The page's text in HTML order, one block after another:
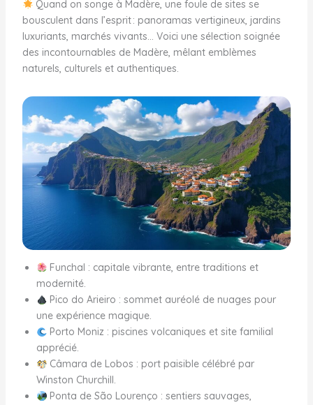
Quand on songe à Madère, une foule de sites se
bousculent dans l’esprit : panoramas vertigineux, jardins
luxuriants, marchés vivants… Voici une sélection soignée
des incontournables de Madère, mêlant emblèmes
naturels, culturels et authentiques.
Funchal : capitale vibrante, entre traditions et
modernité.
Pico do Arieiro : sommet auréolé de nuages pour
une expérience magique.
Porto Moniz : piscines volcaniques et site familial
apprécié.
Câmara de Lobos : port paisible célébré par
Winston Churchill.
Ponta de São Lourenço : sentiers sauvages,